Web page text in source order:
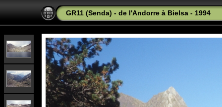
GR11 (Senda) - de l'Andorre à Bielsa - 1994